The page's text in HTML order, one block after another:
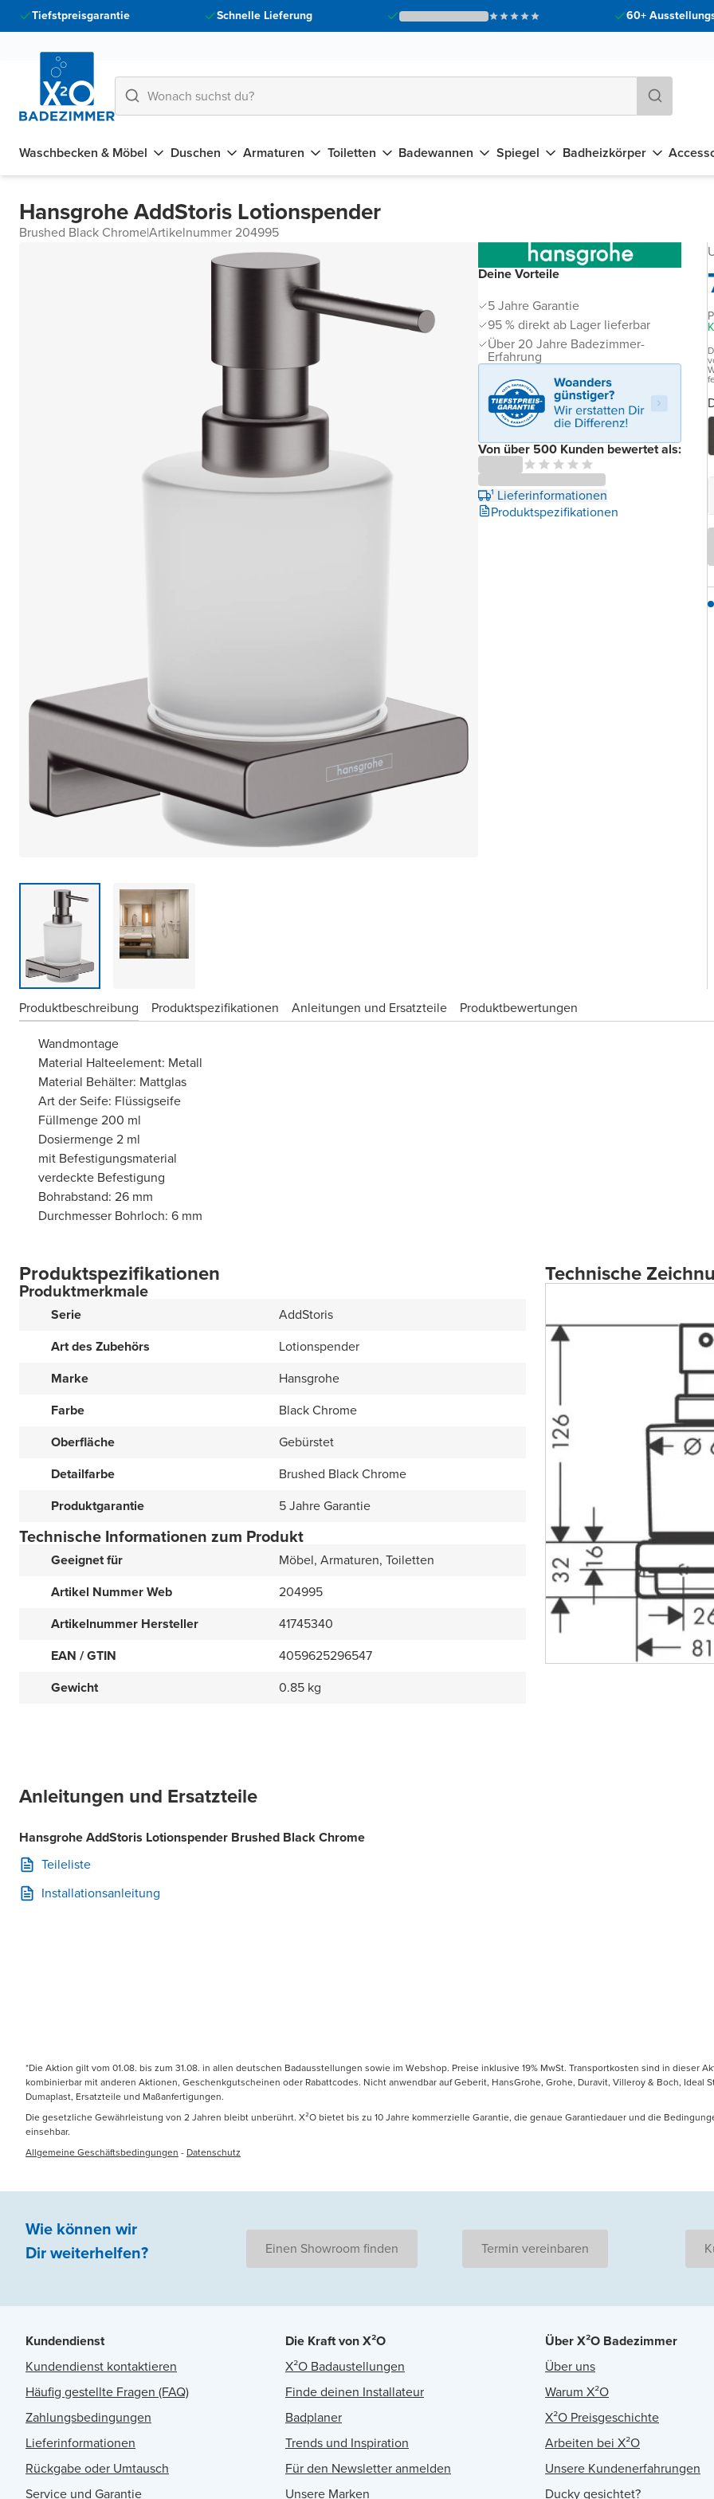
Tiefstpreisgarantie Schnelle Lieferung 60+
Waschbecken & Möbel Duschen Armaturen Toiletten Badewannen Spiegel Badheizkörper
Hansgrohe AddStoris Lotionspender
Brushed Black Chrome|Artikelnummer 204995
Deine Vorteile
5 Jahre Garantie
95 % direkt ab Lager lieferbar
Über 20 Jahre Badezimmer-
Erfahrung
Von über 500 Kunden bewertet als:
¹ Lieferinformationen
Produktspezifikationen
Produktbeschreibung Produktspezifikationen Anleitungen und Ersatzteile
Produktbewertungen
Wandmontage
Material Halteelement: Metall
Material Behälter: Mattglas
Art der Seife: Flüssigseife
Füllmenge 200 ml
Dosiermenge 2 ml
mit Befestigungsmaterial
verdeckte Befestigung
Bohrabstand: 26 mm
Durchmesser Bohrloch: 6 mm
Produktspezifikationen
Produktmerkmale
Serie
AddStoris
Art des Zubehörs
Lotionspender
Marke
Hansgrohe
Farbe
Black Chrome
Oberfläche
Gebürstet
Detailfarbe
Brushed Black Chrome
Produktgarantie
5 Jahre Garantie
Technische Informationen zum Produkt
Geeignet für
Möbel, Armaturen, Toiletten
Artikel Nummer Web
204995
Artikelnummer Hersteller
41745340
EAN / GTIN
4059625296547
Gewicht
0.85 kg
Technische
Anleitungen und Ersatzteile
Hansgrohe AddStoris Lotionspender Brushed Black Chrome
Teileliste
Installationsanleitung
*Die Aktion gilt vom 01.08. bis zum 31.08. in allen deutschen Badausstellungen sowie im Webshop. Preise inklusive 19% MwSt. Transportkosten sind in dieser
kombinierbar mit anderen Aktionen, Geschenkgutscheinen oder Rabattcodes. Nicht anwendbar auf Geberit, HansGrohe, Grohe, Duravit, Villeroy & Boch, Ideal
Dumaplast, Ersatzteile und Maßanfertigungen.
Die gesetzliche Gewährleistung von 2 Jahren bleibt unberührt. X²O bietet bis zu 10 Jahre kommerzielle Garantie, die genaue Garantiedauer und die
einsehbar.
Allgemeine Geschäftsbedingungen - Datenschutz
Wie können wir
Dir weiterhelfen? Einen Showroom finden Termin vereinbaren
Kundendienst
Kundendienst kontaktieren
Häufig gestellte Fragen (FAQ)
Zahlungsbedingungen
Lieferinformationen
Rückgabe oder Umtausch
Service und Garantie
Die Kraft von X²O
X²O Badaustellungen
Finde deinen Installateur
Badplaner
Trends und Inspiration
Für den Newsletter anmelden
Unsere Marken
Über X²O Badezimmer
Über uns
Warum X²O
X²O Preisgeschichte
Arbeiten bei X²O
Unsere Kundenerfahrungen
Ducky gesichtet?